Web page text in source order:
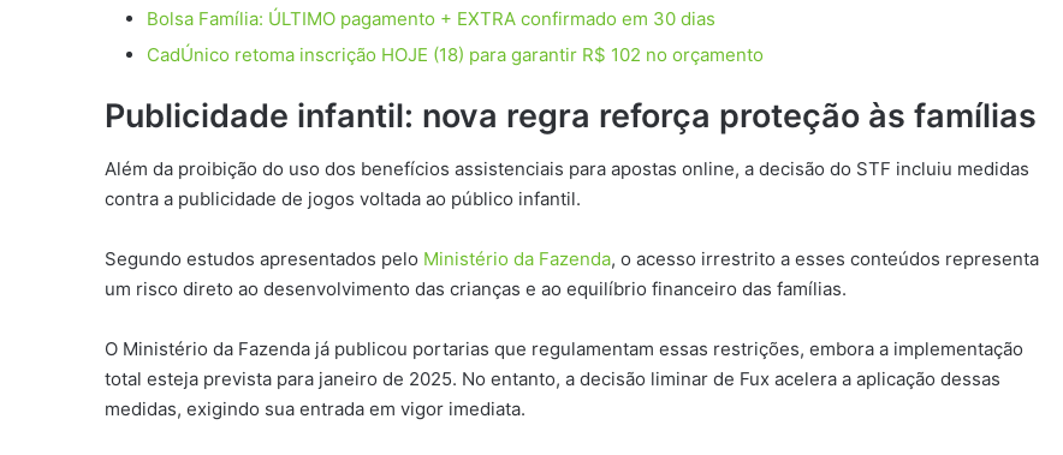
Bolsa Família: ÚLTIMO pagamento + EXTRA confirmado em 30 dias
CadÚnico retoma inscrição HOJE (18) para garantir R$ 102 no orçamento
Publicidade infantil: nova regra reforça proteção às famílias
Além da proibição do uso dos benefícios assistenciais para apostas online, a decisão do STF incluiu medidas
contra a publicidade de jogos voltada ao público infantil.
Segundo estudos apresentados pelo Ministério da Fazenda, o acesso irrestrito a esses conteúdos representa
um risco direto ao desenvolvimento das crianças e ao equilíbrio financeiro das famílias.
O Ministério da Fazenda já publicou portarias que regulamentam essas restrições, embora a implementação
total esteja prevista para janeiro de 2025. No entanto, a decisão liminar de Fux acelera a aplicação dessas
medidas, exigindo sua entrada em vigor imediata.